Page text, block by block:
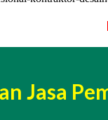
Jasa